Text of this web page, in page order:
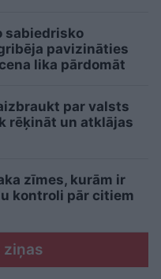
sabiedrisko
pavizināties
lika pārdomāt
par valsts
rēķināt un atklājas
zīmes, kurām ir
kontroli pār citiem
ziņas